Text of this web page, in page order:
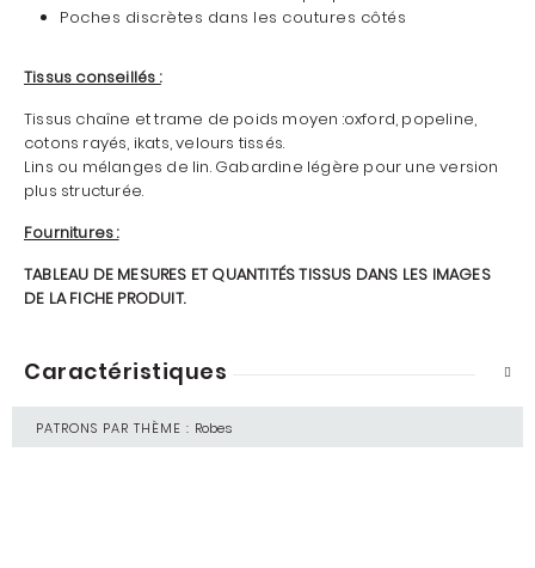
Poches discrètes dans les coutures côtés
Tissus conseillés :
Tissus chaîne et trame de poids moyen :oxford, popeline,
cotons rayés, ikats, velours tissés.
Lins ou mélanges de lin. Gabardine légère pour une version
plus structurée.
Fournitures :
TABLEAU DE MESURES ET QUANTITÉS TISSUS DANS LES IMAGES
DE LA FICHE PRODUIT.
Caractéristiques
PATRONS PAR THÈME : Robes